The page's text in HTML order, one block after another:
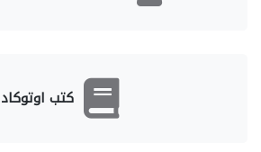
كتب اوتوكاد